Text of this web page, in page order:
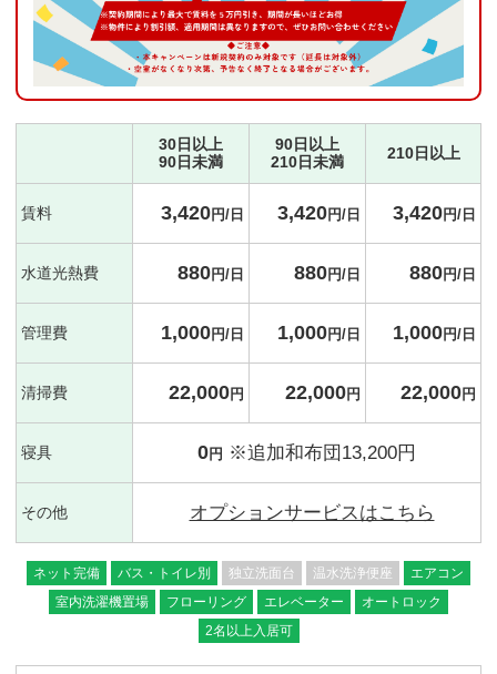
30日以上
90日未満
90日以上
210日未満
210日以上
賃料 3,420円/日 3,420円/日 3,420円/日
水道光熱費 880円/日 880円/日 880円/日
管理費 1,000円/日 1,000円/日 1,000円/日
清掃費 22,000円 22,000円 22,000円
寝具 0円 ※追加和布団13,200円
その他 オプションサービスはこちら
ネット完備 バス・トイレ別 独立洗面台 温水洗浄便座
エアコン
室内洗濯機置場
フローリング エレベーター
オートロック
2名以上入居可